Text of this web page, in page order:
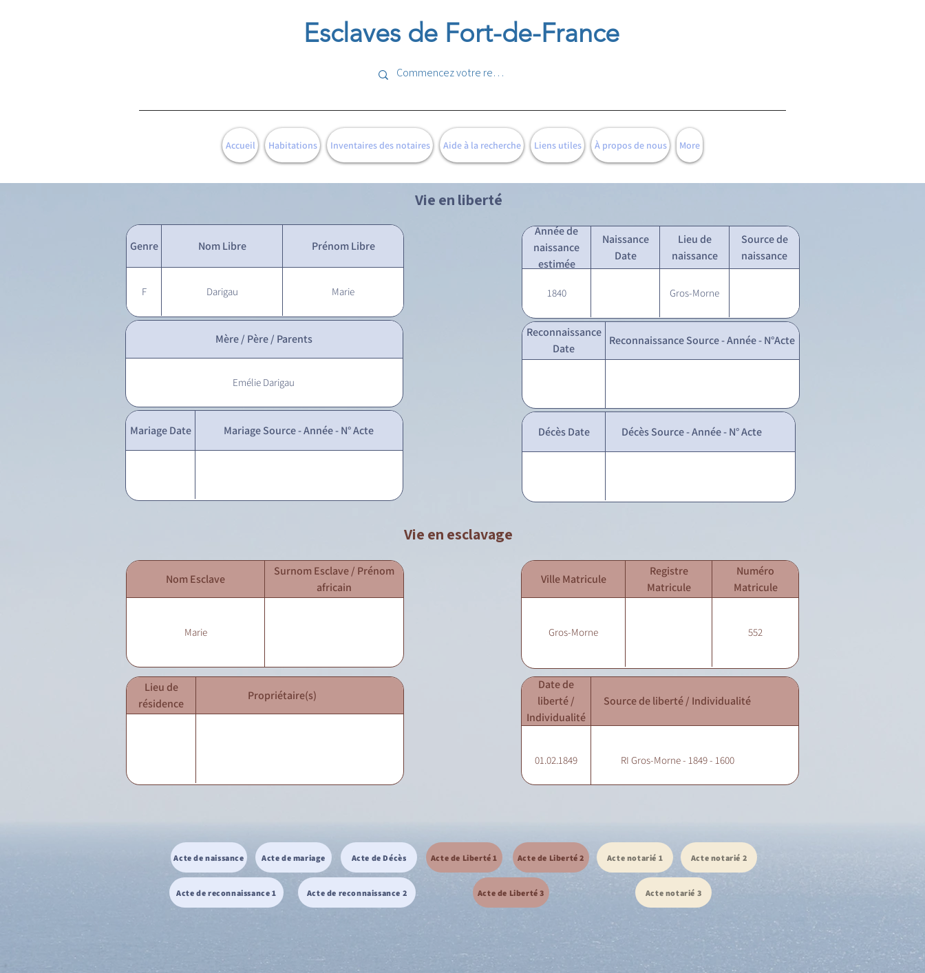
Esclaves de Fort-de-France
Accueil Habitations Inventaires des notaires Aide à la recherche Liens utiles À propos de nous More
Vie en liberté
Genre Nom Libre Prénom Libre
F Darigau Marie
Année de
naissance
estimée
Naissance
Date
Lieu de
naissance
Source de
naissance
1840 Gros-Morne
Mère / Père / Parents
Emélie Darigau
Mariage Date Mariage Source - Année - N° Acte
Reconnaissance
Date
Reconnaissance Source - Année - N°Acte
Décès Date Décès Source - Année - N° Acte
Vie en esclavage
Nom Esclave
Surnom Esclave / Prénom
africain
Marie
Ville Matricule
Registre
Matricule
Numéro
Matricule
Gros-Morne 552
Lieu de
résidence
Propriétaire(s)
Date de
liberté /
Individualité
Source de liberté / Individualité
01.02.1849 RI Gros-Morne - 1849 - 1600
Acte de naissance Acte de mariage Acte de Décès
Acte de reconnaissance 1 Acte de reconnaissance 2
Acte de Liberté 1 Acte de Liberté 2
Acte de Liberté 3
Acte notarié 1 Acte notarié 2
Acte notarié 3